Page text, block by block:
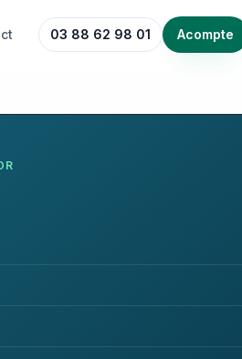
03 88 62 98 01 Acompte